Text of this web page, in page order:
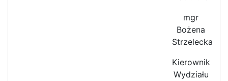
mgr
Bożena
Strzelecka
Kierownik
Wydziału